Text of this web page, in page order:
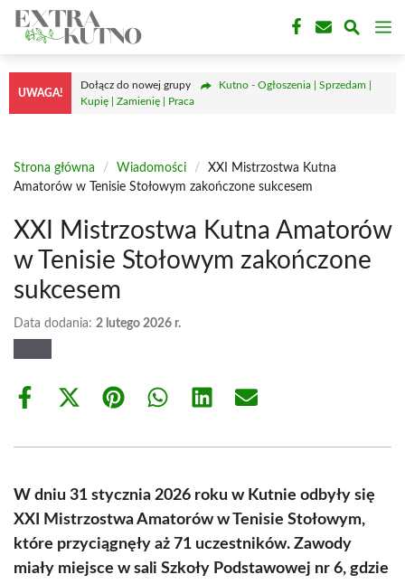
Przejdź
treści
UWAGA!
Dołącz do nowej grupy
Kutno - Ogłoszenia | Sprzedam |
Kupię | Zamienię | Praca
Strona główna / Wiadomości /
XXI Mistrzostwa Kutna
Amatorów w Tenisie Stołowym zakończone sukcesem
XXI Mistrzostwa Kutna Amatorów
w Tenisie Stołowym zakończone
sukcesem
Data dodania: 2 lutego 2026 r.
Share
Share
(Twitter)
Share Share Share Share
W dniu 31 stycznia 2026 roku w Kutnie odbyły się
XXI Mistrzostwa Amatorów w Tenisie Stołowym,
które przyciągnęły aż 71 uczestników. Zawody
miały miejsce w sali Szkoły Podstawowej nr 6, gdzie